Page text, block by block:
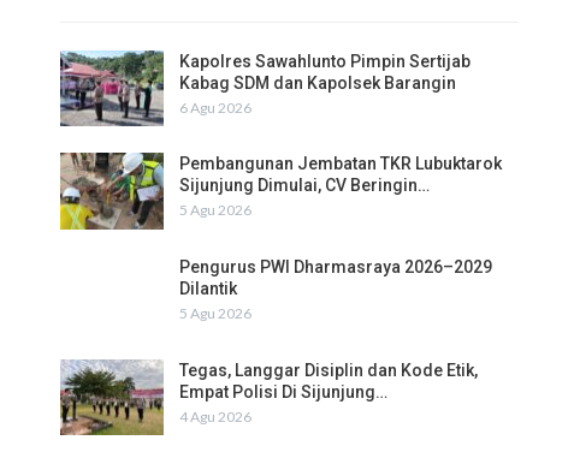
Kapolres Sawahlunto Pimpin Sertijab
Kabag SDM dan Kapolsek Barangin
6 Agu 2026
Pembangunan Jembatan TKR Lubuktarok
Sijunjung Dimulai, CV Beringin…
5 Agu 2026
Pengurus PWI Dharmasraya 2026–2029
Dilantik
5 Agu 2026
Tegas, Langgar Disiplin dan Kode Etik,
Empat Polisi Di Sijunjung…
4 Agu 2026